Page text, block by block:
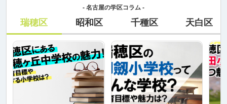
- 名古屋の学区コラム -
瑞穂区 昭和区 千種区 天白区